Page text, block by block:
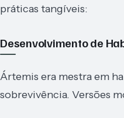
práticas tangíveis:
Desenvolvimento de
Ártemis era mestra em
sobrevivência. Versões